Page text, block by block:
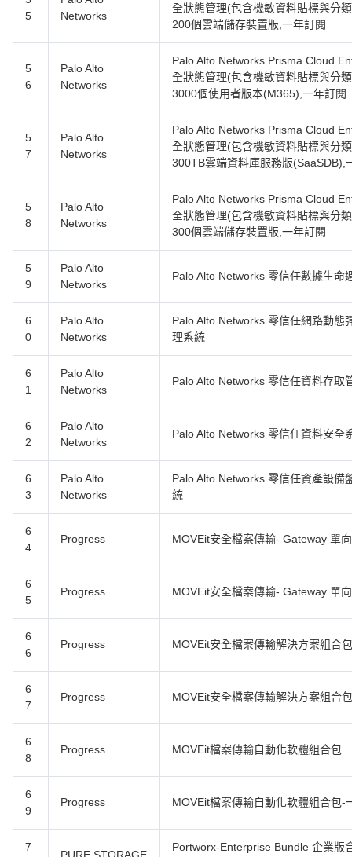
5
Networks
全狀態管理(包含機敏資料貼標與分
200個雲端儲存裝置版,一年訂閱
5
6
Palo Alto
Networks
Palo Alto Networks Prisma Cloud
全狀態管理(包含機敏資料貼標與分
3000個使用者版本(M365),一年訂閱
5
7
Palo Alto
Networks
Palo Alto Networks Prisma Cloud
全狀態管理(包含機敏資料貼標與分
300TB雲端資料庫服務版(SaaSDB),
5
8
Palo Alto
Networks
Palo Alto Networks Prisma Cloud
全狀態管理(包含機敏資料貼標與分
300個雲端儲存裝置版,一年訂閱
5
9
Palo Alto
Networks
Palo Alto Networks 零信任數據生命
6
0
Palo Alto
Networks
Palo Alto Networks 零信任網路動態
理系統
6
1
Palo Alto
Networks
Palo Alto Networks 零信任資料存取
6
2
Palo Alto
Networks
Palo Alto Networks 零信任資料安全
6
3
Palo Alto
Networks
Palo Alto Networks 零信任資產設備
統
6
4
Progress MOVEit安全檔案傳輸- Gateway 單
6
5
Progress MOVEit安全檔案傳輸- Gateway 單
6
6
Progress MOVEit安全檔案傳輸解決方案組合包
6
7
Progress MOVEit安全檔案傳輸解決方案組合
6
8
Progress MOVEit檔案傳輸自動化軟體組合包
6
9
Progress MOVEit檔案傳輸自動化軟體組合包-
7
Portworx-Enterprise Bundle 企業版